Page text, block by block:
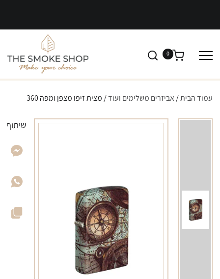
0
עמוד הבית/ אביזרים משלימים ועוד/ מצית זיפו מצפן ומפה 360
שיתוף